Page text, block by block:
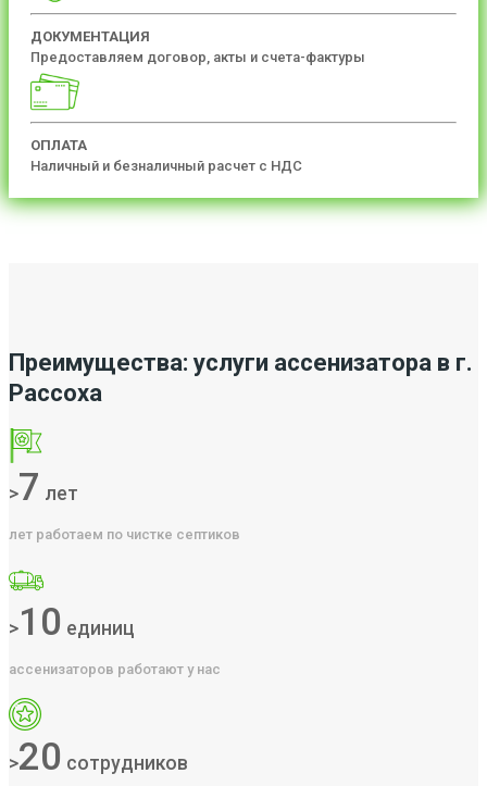
ДОКУМЕНТАЦИЯ
Предоставляем договор, акты и счета-фактуры
ОПЛАТА
Наличный и безналичный расчет с НДС
Преимущества: услуги ассенизатора в г.
Рассоха
>7 лет
лет работаем по чистке септиков
>10 единиц
ассенизаторов работают у нас
>20 сотрудников